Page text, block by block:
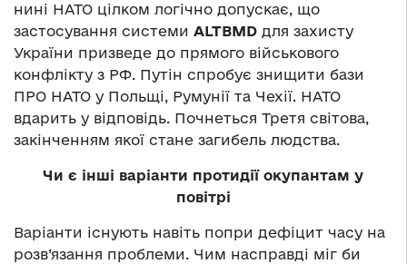
нині НАТО цілком логічно допускає, що
застосування системи ALTBMD для захисту
України призведе до прямого військового
конфлікту з РФ. Путін спробує знищити бази
ПРО НАТО у Польщі, Румунії та Чехії. НАТО
вдарить у відповідь. Почнеться Третя світова,
закінченням якої стане загибель людства.
Чи є інші варіанти протидії окупантам у
повітрі
Варіанти існують навіть попри дефіцит часу на
розв’язання проблеми. Чим насправді міг би